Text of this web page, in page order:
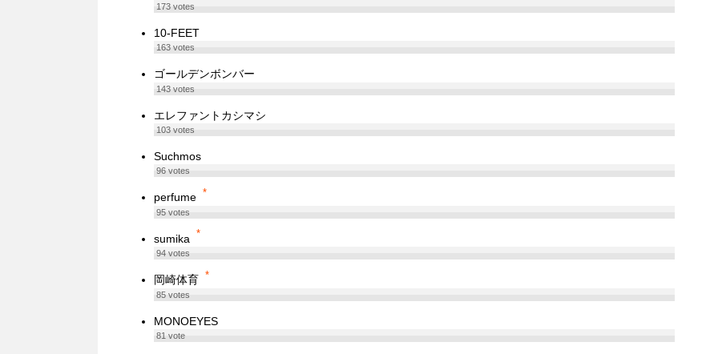
173votes
10-FEET
163votes
ゴールデンボンバー
143votes
エレファントカシマシ
103votes
Suchmos
96votes
perfume *
95votes
sumika *
94votes
岡崎体育 *
85votes
MONOEYES
81vote